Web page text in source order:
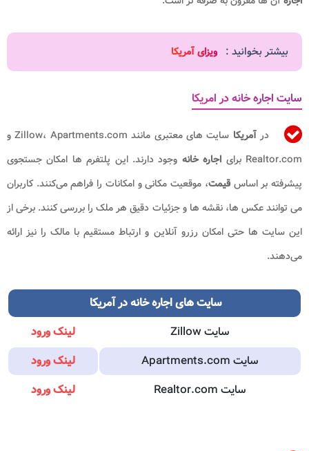
بیشتر بخوانید : ویزای آمریکا
سایت اجاره خانه در امریکا
درآمریکا
سایت ‌های معتبری مانند Zillow، Apartments.com و
Realtor.com برای
اجاره خانه وجود دارند. این پلتفرم‌ ها امکان جستجوی
پیشرفته بر اساسقیمت، موقعیت مکانی و امکانات را فراهم می‌کنند. کاربران
می‌ توانند عکس ‌ها، نقشه‌ ها و جزئیات دقیق هر ملک را بررسی کنند. برخی از
این سایت ‌ها حتی امکان رزرو آنلاین و ارتباط مستقیم با مالک را نیز ارائه
می‌دهند.
سایت هایاجاره خانهدر آمریکا
سایت Zillow
لینک ورود
سایت Apartments.com
لینک ورود
سایت Realtor.com
لینک ورود